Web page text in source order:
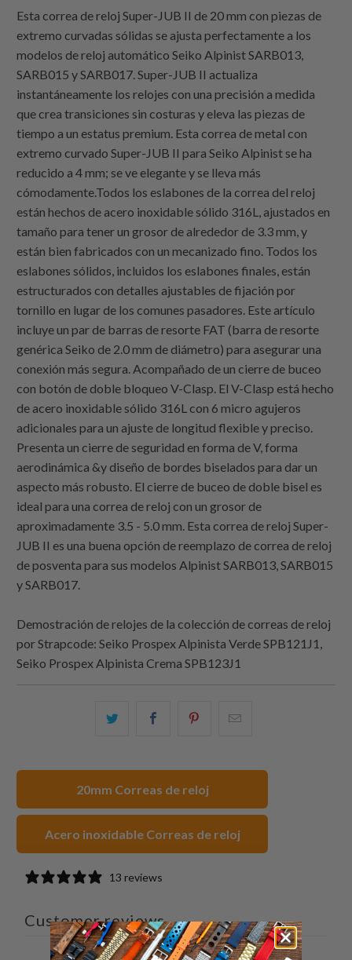
Esta correa de reloj Super-JUB II de 20 mm con piezas de
extremo curvadas sólidas se ajusta perfectamente a los
modelos de reloj automático Seiko Alpinist SARB013,
SARB015 y SARB017. Super-JUB II actualiza
instantáneamente los relojes con una precisión a medida
que crea transiciones sin costuras y eleva las piezas de
tiempo a un estatus premium. Esta correa de metal con
extremo curvado Super-JUB II para Seiko Alpinist se ha
reducido a 4 mm; se ve elegante y se lleva más
cómodamente.Todos los eslabones de la correa del reloj
están hechos de acero inoxidable sólido 316L, ajustados en
tamaño para tener un grosor de alrededor de 3.3 mm, y
están bien fabricados con un mecanizado fino. Todos los
eslabones sólidos, incluidos los eslabones finales, están
estructurados con detalles ajustables de fijación por
tornillo en lugar de los comunes pasadores. Este artículo
incluye un par de barras de resorte FAT (barra de resorte
genérica Seiko de 2.0 mm de diámetro) para asegurar una
conexión más segura. Acompañado de un cierre de buceo
con botón de doble bloqueo V-Clasp. El V-Clasp está hecho
de acero inoxidable sólido 316L con 6 micro agujeros
adicionales para un ajuste de longitud flexible y preciso.
Presenta un cierre de seguridad en forma de V, forma
aerodinámica &y diseño de bordes biselados para dar un
aspecto más robusto. El cierre de buceo de doble bisel es
ideal para una correa de reloj con un grosor de
aproximadamente 3.5 - 5.0 mm. Esta correa de reloj Super-
JUB II es una buena opción de reemplazo de correa de reloj
de posventa para sus modelos Alpinist SARB013, SARB015
y SARB017.
Demostración de relojes de la colección de correas de reloj
porStrapcode: Seiko Prospex Alpinista Verde SPB121J1,
Seiko Prospex Alpinista Crema SPB123J1
ComparteComparteCompartir
20mm Correas de reloj
Acero inoxidable Correas de reloj
13 reviews
Customer reviews